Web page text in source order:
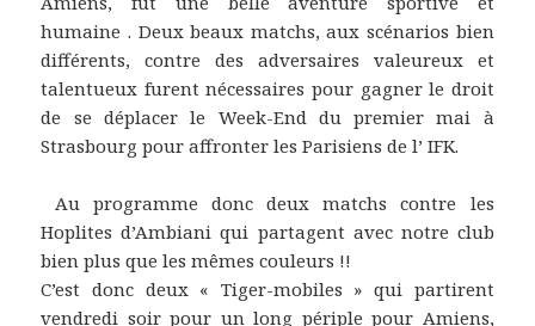
humaine . Deux beaux matchs, aux scénarios bien
différents, contre des adversaires valeureux et
talentueux furent nécessaires pour gagner le droit
de se déplacer le Week-End du premier mai à
Strasbourg pour affronter les Parisiens de l’ IFK.
Au programme donc deux matchs contre les
Hoplites d’Ambiani qui partagent avec notre club
bien plus que les mêmes couleurs !!
C’est donc deux « Tiger-mobiles » qui partirent
vendredi soir pour un long périple pour Amiens,